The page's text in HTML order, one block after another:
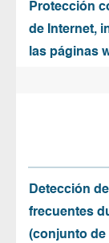
Protección
de Internet,
las páginas
Detección
frecuentes
(conjunto de